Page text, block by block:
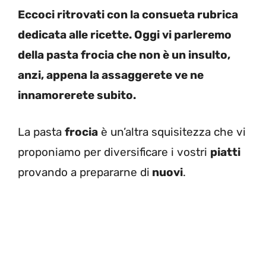
Eccoci ritrovati con la consueta rubrica
dedicata alle ricette. Oggi vi parleremo
della pasta frocia che non è un insulto,
anzi, appena la assaggerete ve ne
innamorerete subito.
La pasta frocia è un’altra squisitezza che vi
proponiamo per diversificare i vostri piatti
provando a prepararne di nuovi.